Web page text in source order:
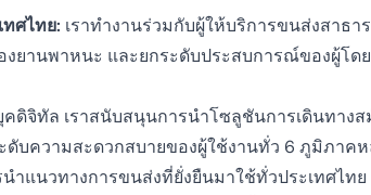
ศไทย: เราทำงานร่วมกับผู้ให้บริการขนส่งสาธ
งยานพาหนะ และยกระดับประสบการณ์ของผู้
ดิจิทัล เราสนับสนุนการนำโซลูชันการเดินทาง
ดับความสะดวกสบายของผู้ใช้งานทั่ว 6 ภูมิภาค
ำแนวทางการขนส่งที่ยั่งยืนมาใช้ทั่วประเทศไท